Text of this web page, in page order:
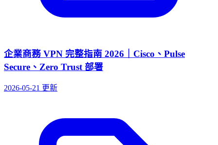
企業商務 VPN 完整指南 2026｜Cisco、Pulse
Secure、Zero Trust 部署
2026-05-21 更新